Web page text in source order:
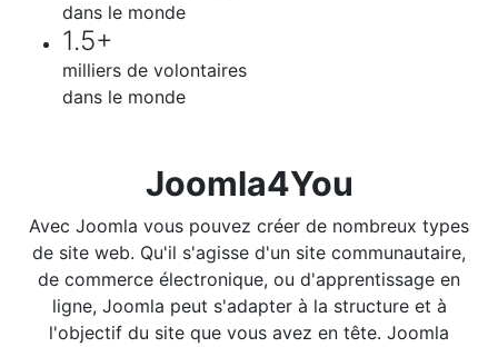
dans le monde
1.5+
milliers de volontaires
dans le monde
Joomla4You
Avec Joomla vous pouvez créer de nombreux types
de site web. Qu'il s'agisse d'un site communautaire,
de commerce électronique, ou d'apprentissage en
ligne, Joomla peut s'adapter à la structure et à
l'objectif du site que vous avez en tête. Joomla